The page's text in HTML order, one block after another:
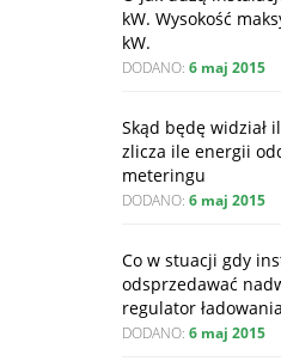
kW. Wysokość
kW.
DODANO: 6 maj 2015
Skąd będę widział
zlicza ile energii
meteringu
DODANO: 6 maj 2015
Co w stuacji gdy
odsprzedawać
regulator
DODANO: 6 maj 2015